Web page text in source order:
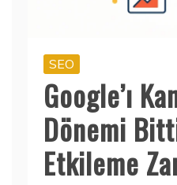
SEO
Google’ı
Dönemi
Etkileme